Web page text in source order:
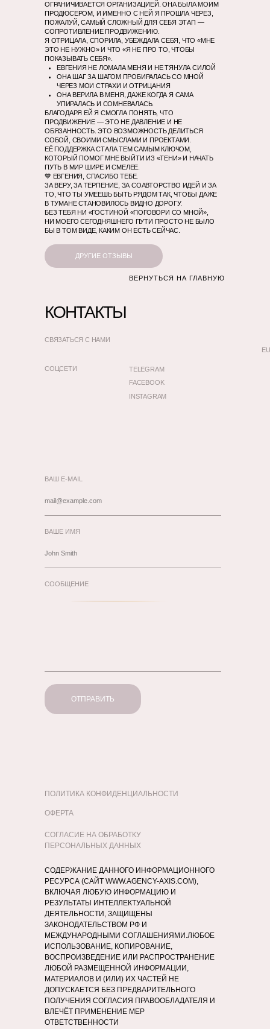
ОГРАНИЧИВАЕТСЯ ОРГАНИЗАЦИЕЙ. ОНА БЫЛА МОИМ
ПРОДЮСЕРОМ, И ИМЕННО С НЕЙ Я ПРОШЛА ЧЕРЕЗ,
ПОЖАЛУЙ, САМЫЙ СЛОЖНЫЙ ДЛЯ СЕБЯ ЭТАП —
СОПРОТИВЛЕНИЕ ПРОДВИЖЕНИЮ.
Я ОТРИЦАЛА, СПОРИЛА, УБЕЖДАЛА СЕБЯ, ЧТО «МНЕ
ЭТО НЕ НУЖНО» И ЧТО «Я НЕ ПРО ТО, ЧТОБЫ
ПОКАЗЫВАТЬ СЕБЯ».
ЕВГЕНИЯ НЕ ЛОМАЛА МЕНЯ И НЕ ТЯНУЛА СИЛОЙ
ОНА ШАГ ЗА ШАГОМ ПРОБИРАЛАСЬ СО МНОЙ
ЧЕРЕЗ МОИ СТРАХИ И ОТРИЦАНИЯ
ОНА ВЕРИЛА В МЕНЯ, ДАЖЕ КОГДА Я САМА
УПИРАЛАСЬ И СОМНЕВАЛАСЬ.
БЛАГОДАРЯ ЕЙ Я СМОГЛА ПОНЯТЬ, ЧТО
ПРОДВИЖЕНИЕ — ЭТО НЕ ДАВЛЕНИЕ И НЕ
ОБЯЗАННОСТЬ. ЭТО ВОЗМОЖНОСТЬ ДЕЛИТЬСЯ
СОБОЙ, СВОИМИ СМЫСЛАМИ И ПРОЕКТАМИ.
ЕЁ ПОДДЕРЖКА СТАЛА ТЕМ САМЫМ КЛЮЧОМ,
КОТОРЫЙ ПОМОГ МНЕ ВЫЙТИ ИЗ «ТЕНИ» И НАЧАТЬ
ПУТЬ В МИР ШИРЕ И СМЕЛЕЕ.
💙 ЕВГЕНИЯ, СПАСИБО ТЕБЕ.
ЗА ВЕРУ, ЗА ТЕРПЕНИЕ, ЗА СОАВТОРСТВО ИДЕЙ И ЗА
ТО, ЧТО ТЫ УМЕЕШЬ БЫТЬ РЯДОМ ТАК, ЧТОБЫ ДАЖЕ
В ТУМАНЕ СТАНОВИЛОСЬ ВИДНО ДОРОГУ.
БЕЗ ТЕБЯ НИ «ГОСТИНОЙ «ПОГОВОРИ СО МНОЙ»,
НИ МОЕГО СЕГОДНЯШНЕГО ПУТИ ПРОСТО НЕ БЫЛО
БЫ В ТОМ ВИДЕ, КАКИМ ОН ЕСТЬ СЕЙЧАС.
ВЕРНУТЬСЯ НА ГЛАВНУЮ
ДРУГИЕ ОТЗЫВЫ
КОНТАКТЫ
FACEBOOK
СВЯЗАТЬСЯ С НАМИ
СОЦСЕТИ TELEGRAM
INSTAGRAM
ВАШ E-MAIL
ВАШЕ ИМЯ
СООБЩЕНИЕ
ОТПРАВИТЬ
ПОЛИТИКА КОНФИДЕНЦИАЛЬНОСТИ
ОФЕРТА
СОГЛАСИЕ НА ОБРАБОТКУ
ПЕРСОНАЛЬНЫХ ДАННЫХ
СОДЕРЖАНИЕ ДАННОГО ИНФОРМАЦИОННОГО
РЕСУРСА (САЙТ WWW.AGENCY-AXIS.COM),
ВКЛЮЧАЯ ЛЮБУЮ ИНФОРМАЦИЮ И
РЕЗУЛЬТАТЫ ИНТЕЛЛЕКТУАЛЬНОЙ
ДЕЯТЕЛЬНОСТИ, ЗАЩИЩЕНЫ
ЗАКОНОДАТЕЛЬСТВОМ РФ И
МЕЖДУНАРОДНЫМИ СОГЛАШЕНИЯМИ.ЛЮБОЕ
ИСПОЛЬЗОВАНИЕ, КОПИРОВАНИЕ,
ВОСПРОИЗВЕДЕНИЕ ИЛИ РАСПРОСТРАНЕНИЕ
ЛЮБОЙ РАЗМЕЩЕННОЙ ИНФОРМАЦИИ,
МАТЕРИАЛОВ И (ИЛИ) ИХ ЧАСТЕЙ НЕ
ДОПУСКАЕТСЯ БЕЗ ПРЕДВАРИТЕЛЬНОГО
ПОЛУЧЕНИЯ СОГЛАСИЯ ПРАВООБЛАДАТЕЛЯ И
ВЛЕЧЁТ ПРИМЕНЕНИЕ МЕР
ОТВЕТСТВЕННОСТИ